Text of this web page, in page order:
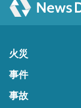
火災
事件
事故